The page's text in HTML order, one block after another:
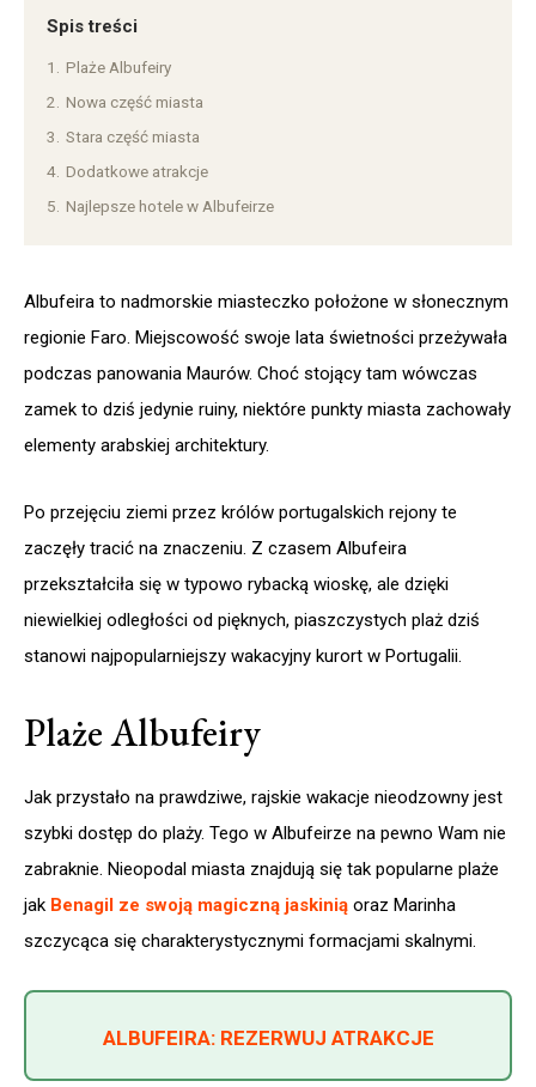
Spis treści
1.
Plaże Albufeiry
2.
Nowa część miasta
3.
Stara część miasta
4. Dodatkowe atrakcje
5. Najlepsze hotele w Albufeirze
Albufeira to nadmorskie miasteczko położone w słonecznym
regionie Faro. Miejscowość swoje lata świetności przeżywała
podczas panowania Maurów. Choć stojący tam wówczas
zamek to dziś jedynie ruiny, niektóre punkty miasta zachowały
elementy arabskiej architektury.
Po przejęciu ziemi przez królów portugalskich rejony te
zaczęły tracić na znaczeniu. Z czasem Albufeira
przekształciła się w typowo rybacką wioskę, ale dzięki
niewielkiej odległości od pięknych, piaszczystych plaż dziś
stanowi najpopularniejszy wakacyjny kurort w Portugalii.
Plaże Albufeiry
Jak przystało na prawdziwe, rajskie wakacje nieodzowny jest
szybki dostęp do plaży. Tego w Albufeirze na pewno Wam nie
zabraknie. Nieopodal miasta znajdują się tak popularne plaże
jak Benagil ze swoją magiczną jaskinią oraz Marinha
szczycąca się charakterystycznymi formacjami skalnymi.
ALBUFEIRA: REZERWUJ ATRAKCJE